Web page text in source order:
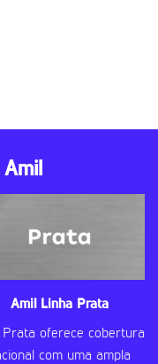
Amil Linha Prata
Prata oferece cobertura
com uma ampla